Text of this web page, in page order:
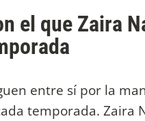
el que Zaira
entre sí por la
temporada. Zaira